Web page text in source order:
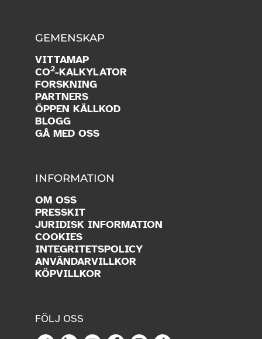
GEMENSKAP
VITTAMAP
CO2-KALKYLATOR
FORSKNING
PARTNERS
ÖPPEN KÄLLKOD
BLOGG
GÅ MED OSS
INFORMATION
OM OSS
PRESSKIT
JURIDISK INFORMATION
COOKIES
INTEGRITETSPOLICY
ANVÄNDARVILLKOR
KÖPVILLKOR
FÖLJ OSS